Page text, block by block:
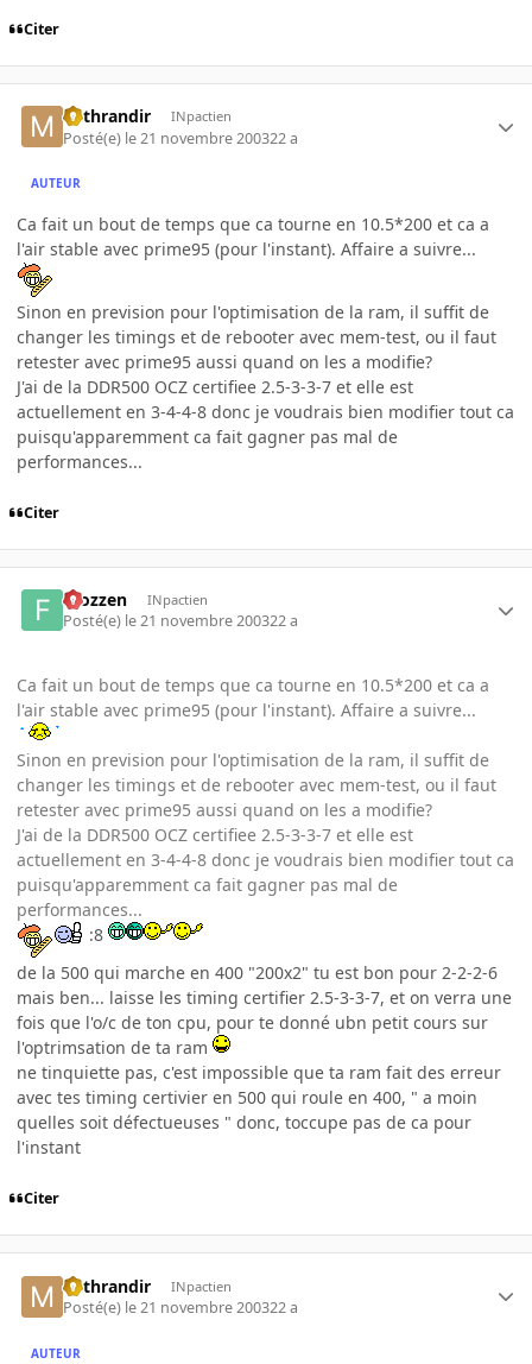
Citer
Mithrandir INpactien
Posté(e) le 21 novembre 200322 a
AUTEUR
Ca fait un bout de temps que ca tourne en 10.5*200 et ca a
l'air stable avec prime95 (pour l'instant). Affaire a suivre...
Sinon en prevision pour l'optimisation de la ram, il suffit de
changer les timings et de rebooter avec mem-test, ou il faut
retester avec prime95 aussi quand on les a modifie?
J'ai de la DDR500 OCZ certifiee 2.5-3-3-7 et elle est
actuellement en 3-4-4-8 donc je voudrais bien modifier tout ca
puisqu'apparemment ca fait gagner pas mal de
performances...
Citer
Frozzen INpactien
Posté(e) le 21 novembre 200322 a
Ca fait un bout de temps que ca tourne en 10.5*200 et ca a
l'air stable avec prime95 (pour l'instant). Affaire a suivre...
Sinon en prevision pour l'optimisation de la ram, il suffit de
changer les timings et de rebooter avec mem-test, ou il faut
retester avec prime95 aussi quand on les a modifie?
J'ai de la DDR500 OCZ certifiee 2.5-3-3-7 et elle est
actuellement en 3-4-4-8 donc je voudrais bien modifier tout ca
puisqu'apparemment ca fait gagner pas mal de
performances...
:8
de la 500 qui marche en 400 "200x2" tu est bon pour 2-2-2-6
mais ben... laisse les timing certifier 2.5-3-3-7, et on verra une
fois que l'o/c de ton cpu, pour te donné ubn petit cours sur
l'optrimsation de ta ram
ne tinquiette pas, c'est impossible que ta ram fait des erreur
avec tes timing certivier en 500 qui roule en 400, " a moin
quelles soit défectueuses " donc, toccupe pas de ca pour
l'instant
Citer
Mithrandir INpactien
Posté(e) le 21 novembre 200322 a
AUTEUR